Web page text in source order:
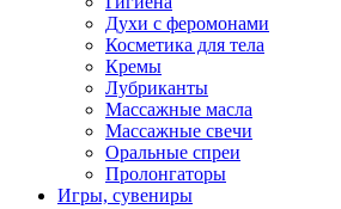
Духи с феромонами
Косметика для тела
Кремы
Лубриканты
Массажные масла
Массажные свечи
Оральные спреи
Пролонгаторы
Игры, сувениры